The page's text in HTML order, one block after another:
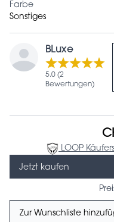
Farbe
Sonstiges
BLuxe
5.0 (2
Bewertungen)
LOOP
Jetzt kaufen
Zur Wunschliste